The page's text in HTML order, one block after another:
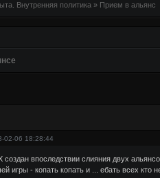
Внутренняя политика » Прием в альянс
02-06 18:28:44
создан впоследствии слияния двух
игры - копать копать и ... ебать всех кто